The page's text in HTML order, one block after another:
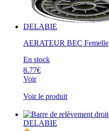
DELABIE
AERATEUR BEC Femelle
En stock
8.77€
Voir
Voir le produit
DELABIE